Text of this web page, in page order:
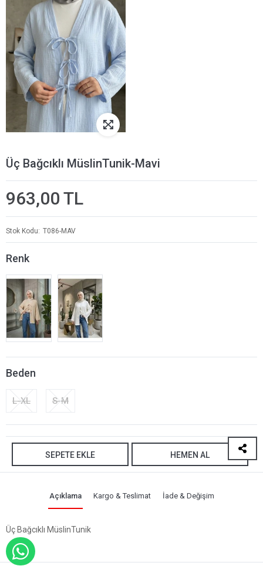
Üç Bağcıklı MüslinTunik-Mavi
963,00 TL
Stok Kodu T086-MAV
Renk
Beden
L-XL S-M
SEPETE EKLE HEMEN AL
Açıklama Kargo & Teslimat İade & Değişim
Üç Bağcıklı MüslinTunik